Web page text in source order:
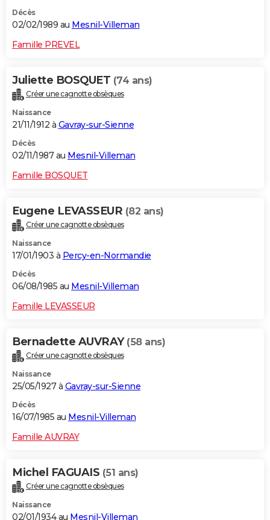
Décès
02/02/1989 au Mesnil-Villeman
Famille PREVEL
Juliette BOSQUET (74 ans)
Créer une cagnotte obsèques
Naissance
21/11/1912 à Gavray-sur-Sienne
Décès
02/11/1987 au Mesnil-Villeman
Famille BOSQUET
Eugene LEVASSEUR (82 ans)
Créer une cagnotte obsèques
Naissance
17/01/1903 à Percy-en-Normandie
Décès
06/08/1985 au Mesnil-Villeman
Famille LEVASSEUR
Bernadette AUVRAY (58 ans)
Créer une cagnotte obsèques
Naissance
25/05/1927 à Gavray-sur-Sienne
Décès
16/07/1985 au Mesnil-Villeman
Famille AUVRAY
Michel FAGUAIS (51 ans)
Créer une cagnotte obsèques
Naissance
02/01/1934 au Mesnil-Villeman